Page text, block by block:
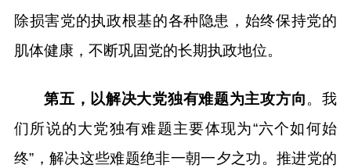
除损害党的执政根基的各种隐患，始终保持党的
肌体健康，不断巩固党的长期执政地位。
第五，以解决大党独有难题为主攻方向。我
们所说的大党独有难题主要体现为“六个如何始
终”，解决这些难题绝非一朝一夕之功。推进党的